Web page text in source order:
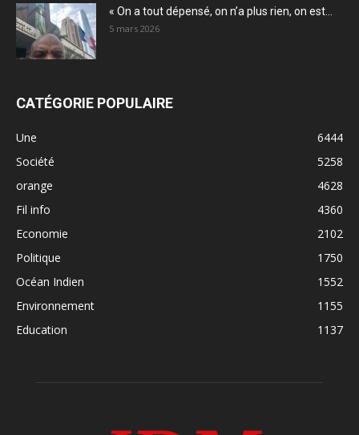
« On a tout dépensé, on n’a plus rien, on est...
5 mars 2026
CATÉGORIE POPULAIRE
Une
6444
Société
5258
orange
4628
Fil info
4360
Economie
2102
Politique
1750
Océan Indien
1552
Environnement
1155
Education
1137